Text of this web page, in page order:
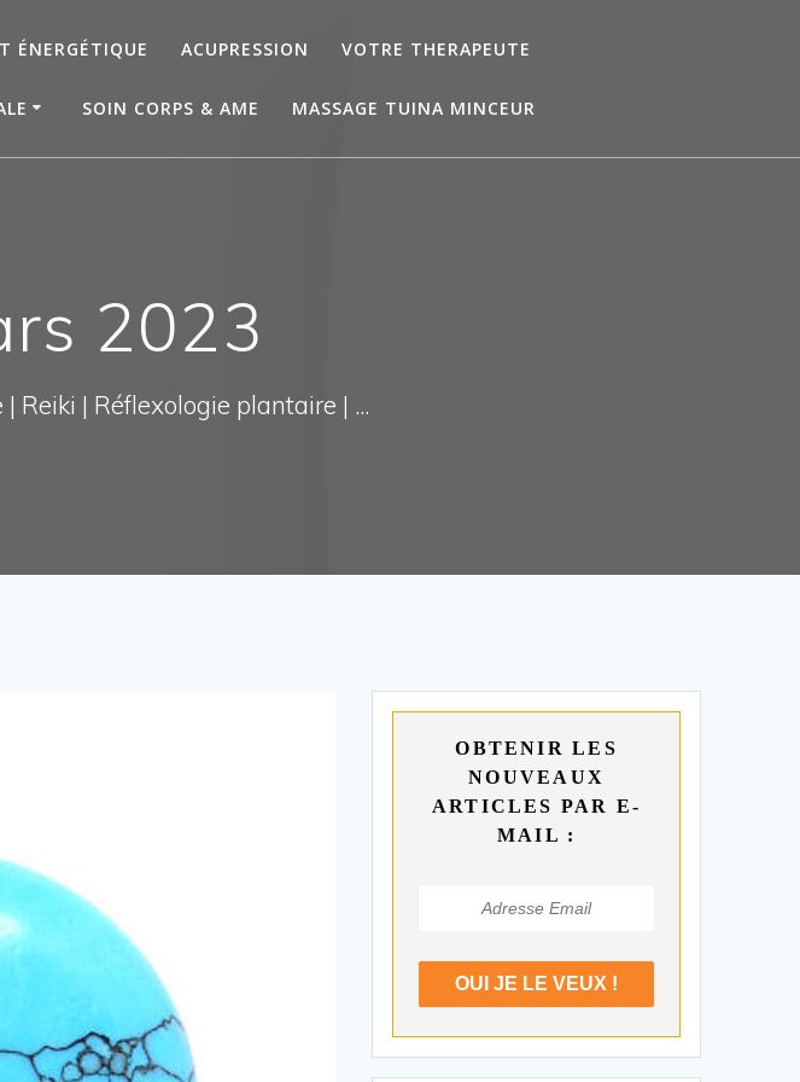
ÉNERGÉTIQUE ACUPRESSION VOTRE THERAPEUTE
SOIN CORPS & AME MASSAGE TUINA MINCEUR
2023
Reiki | Réflexologie plantaire | ...
OBTENIR LES
NOUVEAUX
ARTICLES PAR E-
MAIL :